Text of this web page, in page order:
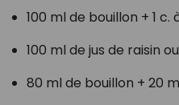
100 ml de bouillon + 1
100 ml de jus de raisin
80 ml de bouillon + 20